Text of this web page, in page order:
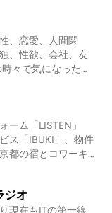
故のことを知ら
んがスミソニ
得て転載したペ
糖蜜の匂いがす
が原因さ」金属
いて(特殊金属
下において急激
ば☆ちゃんね
看板などを撮影
ミュニティ http
の他、番組へのお
☆ジャパン
大賞&amp;Spotify
talk program for hi
history geeks grou
Pod
、恋愛、人間関
、性欲、会社、友
々で気になったテ
2017〜2024年「恋
→Podcast)を配信
業)、森田(会社
(会社員)の４人で
ーム「LISTEN」
ス「IBUKI」、物件
都の宿とコワーキ
とを語ります。
ジオ
現在もITの第一線